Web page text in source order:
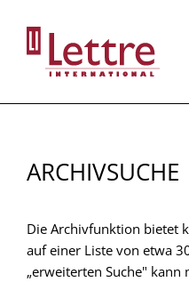
Inhalt
ARCHIVSUCHE
Die Archivfunktion bietet
auf einer Liste von etwa
„erweiterten Suche" kann